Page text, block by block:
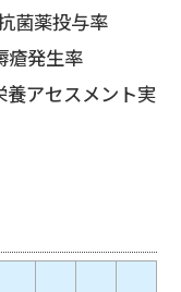
菌薬投与率
瘡発生率
アセスメント実